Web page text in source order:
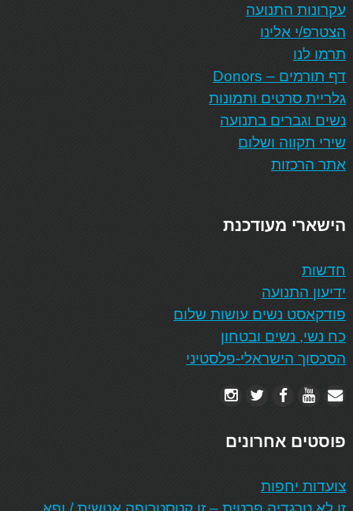
עקרונות התנועה
הצטרפ/י אלינו
תרמו לנו
דף תורמים – Donors
גלריית סרטים ותמונות
נשים וגברים בתנועה
שירי תקווה ושלום
אתר הרכזות
הישארי מעודכנת
חדשות
ידיעון התנועה
פודקאסט נשים עושות שלום
כח נשי, נשים ובטחון
הסכסוך הישראלי-פלסטיני
פוסטים אחרונים
צועדות יחפות